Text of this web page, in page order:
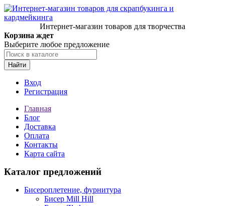
Интернет-магазин товаров для творчества
Корзина ждет
Выберите любое предложение
Найти
Вход
Регистрация
Главная
Блог
Доставка
Оплата
Контакты
Карта сайта
Каталог предложений
Бисероплетение, фурнитура
Бисер Mill Hill